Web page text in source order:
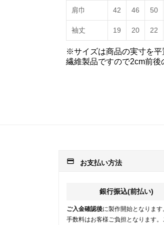
肩巾 42 46 50
袖丈 19 20 22
※サイズは商品の実寸を平
繊維製品ですので2cm前後
payment お支払い方法
銀行振込(前払い)
ご入金確認後に製作開始となります
手数料はお客様ご負担となります。